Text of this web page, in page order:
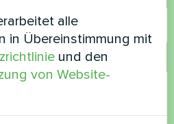
alle
in Übereinstimmung mit
und den
von Website-